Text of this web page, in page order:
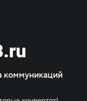
коммуникаций